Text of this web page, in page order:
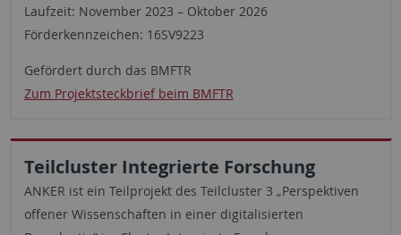
Laufzeit: November 2023 – Oktober 2026
Förderkennzeichen: 16SV9223
Gefördert durch das BMFTR
Zum Projektsteckbrief beim BMFTR
Teilcluster Integrierte Forschung
ANKER ist ein Teilprojekt des Teilcluster 3 „Perspektiven
offener Wissenschaften in einer digitalisierten